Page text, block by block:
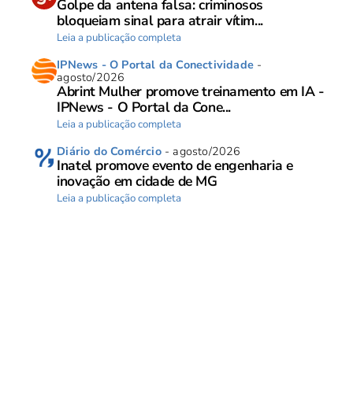
Golpe da antena falsa: criminosos
bloqueiam sinal para atrair vítim...
Leia a publicação completa
IPNews - O Portal da Conectividade -
agosto/2026
Abrint Mulher promove treinamento em IA -
IPNews - O Portal da Cone...
Leia a publicação completa
Diário do Comércio- agosto/2026
Inatel promove evento de engenharia e
inovação em cidade de MG
Leia a publicação completa